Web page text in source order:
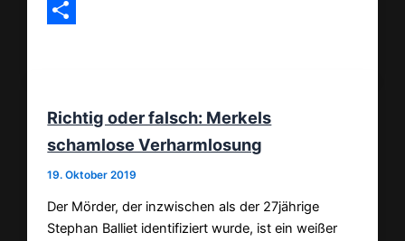
Email
Richtig oder falsch: Merkels
schamlose Verharmlosung
19. Oktober 2019
Der Mörder, der inzwischen als der 27jährige
Stephan Balliet identifiziert wurde, ist ein weißer